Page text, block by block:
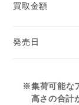
買取金額
発売日
※集荷可能な
高さの合計